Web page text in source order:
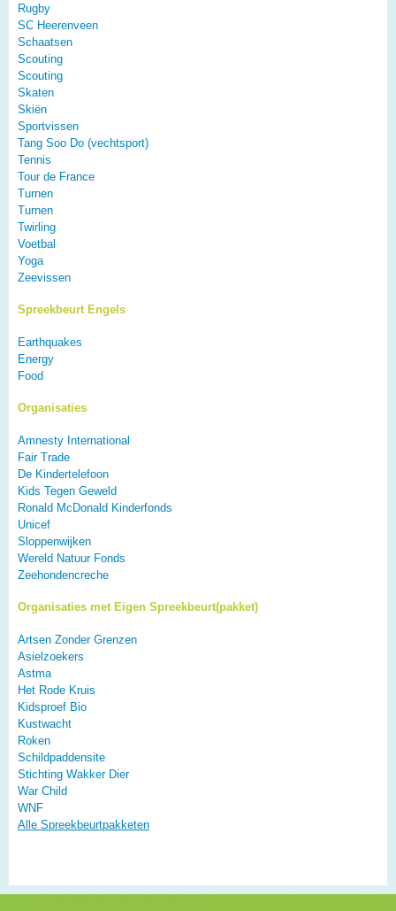
Rugby
SC Heerenveen
Schaatsen
Scouting
Scouting
Skaten
Skiën
Sportvissen
Tang Soo Do (vechtsport)
Tennis
Tour de France
Turnen
Turnen
Twirling
Voetbal
Yoga
Zeevissen
Spreekbeurt Engels
Earthquakes
Energy
Food
Organisaties
Amnesty International
Fair Trade
De Kindertelefoon
Kids Tegen Geweld
Ronald McDonald Kinderfonds
Unicef
Sloppenwijken
Wereld Natuur Fonds
Zeehondencreche
Organisaties met Eigen Spreekbeurt(pakket)
Artsen Zonder Grenzen
Asielzoekers
Astma
Het Rode Kruis
Kidsproef Bio
Kustwacht
Roken
Schildpaddensite
Stichting Wakker Dier
War Child
WNF
Alle Spreekbeurtpakketen